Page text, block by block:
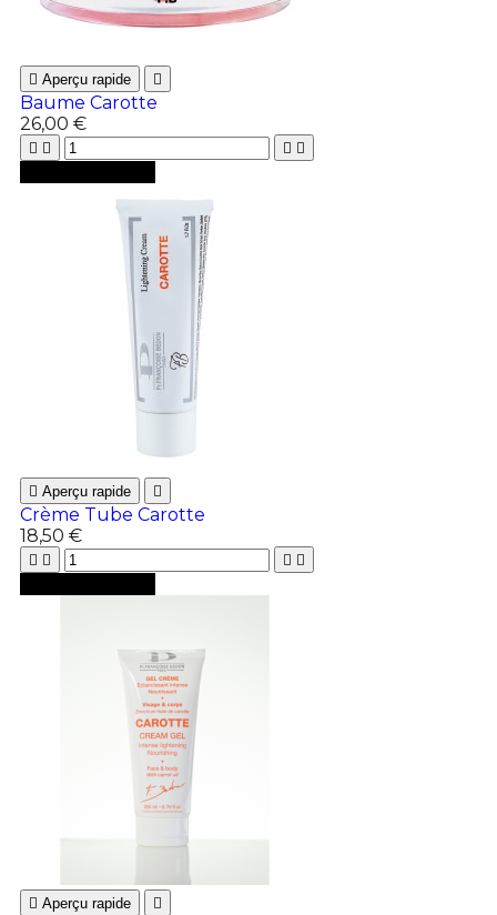
 Aperçu rapide 
Baume Carotte
26,00 €
   
 Aperçu rapide 
Crème Tube Carotte
18,50 €
   
 Aperçu rapide 